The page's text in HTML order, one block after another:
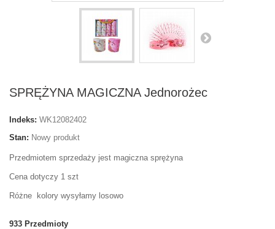
SPRĘŻYNA MAGICZNA Jednorożec
Indeks: WK12082402
Stan: Nowy produkt
Przedmiotem sprzedaży jest magiczna sprężyna
Cena dotyczy 1 szt
Różne kolory wysyłamy losowo
933 Przedmioty